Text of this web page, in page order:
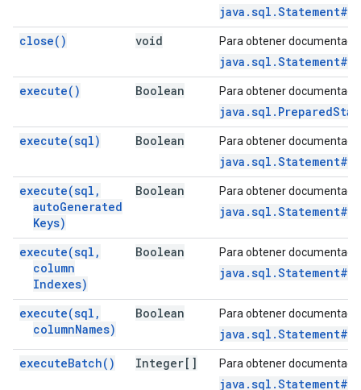
close( ) void Para obtener
execute( ) Boolean Para obtener
execute(sql) Boolean Para obtener
execute(sql ,
autoGenerated
Keys)
Boolean Para obtener
execute(sql ,
column
Indexes)
Boolean Para obtener
execute(sql ,
columnNames)
Boolean Para obtener
executeBatch( ) Integer[] Para obtener